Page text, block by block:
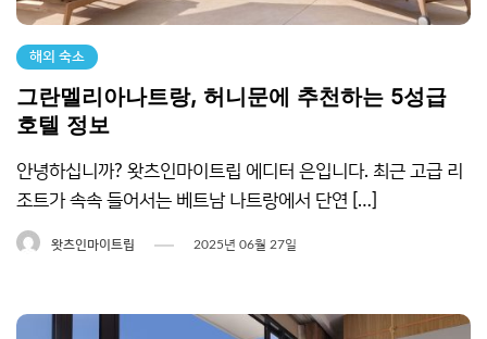
해외 숙소
그란멜리아나트랑, 허니문에 추천하는 5성급
호텔 정보
안녕하십니까? 왓츠인마이트립 에디터 은입니다. 최근 고급 리
조트가 속속 들어서는 베트남 나트랑에서 단연 […]
왓츠인마이트립 2025년 06월 27일